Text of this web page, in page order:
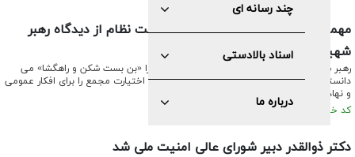
چند رسانه ای
اسناد بالادستی
درباره ما
مهمترین وظایف مجمع تشخیص مصلحت نظام از دیدگاه رهبر
شهید انقلاب
رهبر شهید انقلاب، مجمع تشخیص مصلحت نظام را «بن بست شکن و راهگشا» می
دانستند و در همین راستا همواره چارچوب وظایف و اختیارت مجمع را برای افکار عمومی
و نهادهای حاکمیتی تشریح می کردند.
کد خبر: ۶۵۷۴ تاریخ انتشار : ۱۴۰۵/۰۳/۰۴
دکتر ذوالقدر دبیر شورای عالی امنیت ملی شد